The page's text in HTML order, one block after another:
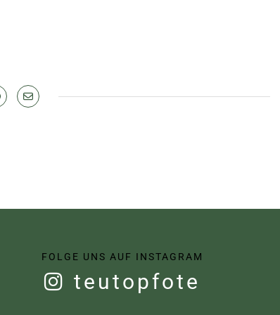
FOLGE UNS AUF INSTAGRAM
teutopfote